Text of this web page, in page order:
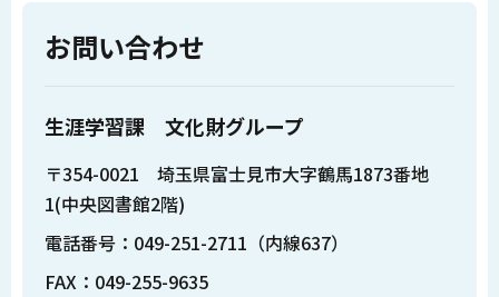
お問い合わせ
生涯学習課 文化財グループ
〒354-0021 埼玉県富士見市大字鶴馬1873番地
1(中央図書館2階)
電話番号：049-251-2711（内線637）
FAX：049-255-9635